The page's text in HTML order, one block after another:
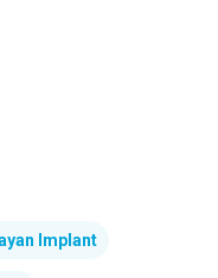
Implant